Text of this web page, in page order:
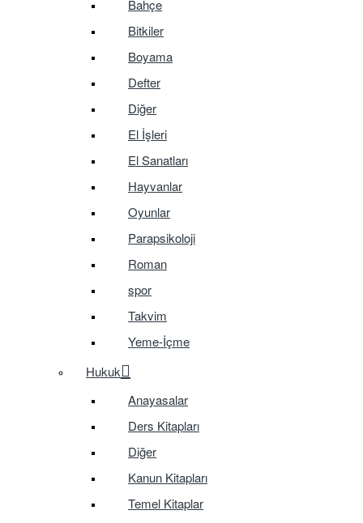
Bahçe
Bitkiler
Boyama
Defter
Diğer
El İşleri
El Sanatları
Hayvanlar
Oyunlar
Parapsikoloji
Roman
spor
Takvim
Yeme-İçme
Hukuk
Anayasalar
Ders Kitapları
Diğer
Kanun Kitapları
Temel Kitaplar